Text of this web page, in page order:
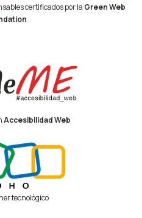
certificados por la Green Web
Accesibilidad Web
tecnológico